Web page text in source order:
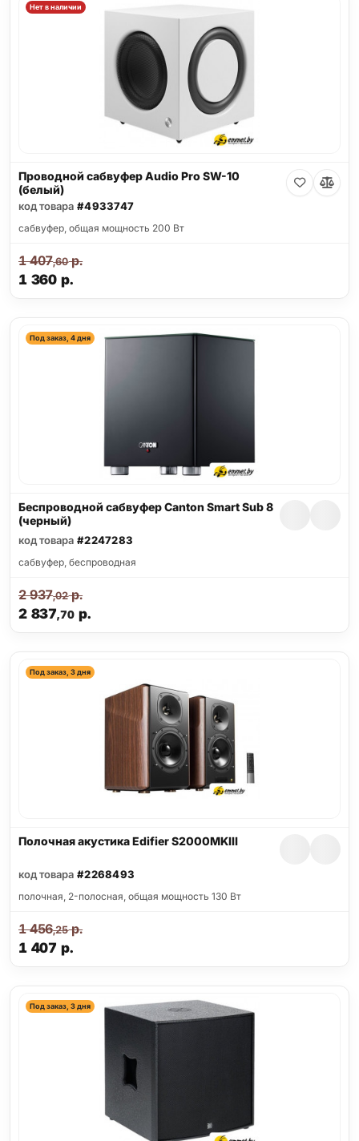
Нет в наличии
Проводной сабвуфер Audio Pro SW-10
(белый)
код товара #4933747
cабвуфер, общая мощность 200 Вт
1 360 р.
1 407,60р.
Под заказ, 4 дня
Беспроводной сабвуфер Canton Smart Sub 8
(черный)
код товара #2247283
cабвуфер, беспроводная
2 837,70 р.
2 937,02р.
Под заказ, 3 дня
Полочная акустика Edifier S2000MKIII
код товара #2268493
полочная, 2-полосная, общая мощность 130 Вт
1 407 р.
1 456,25р.
Под заказ, 3 дня